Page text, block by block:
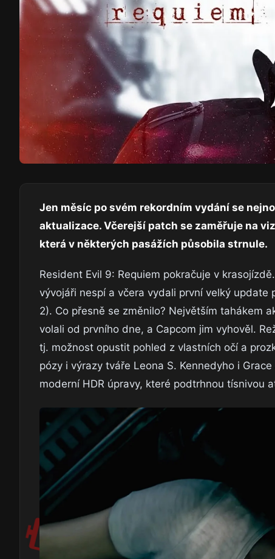
Jen měsíc po svém rekordním vydání se
aktualizace. Včerejší patch se zaměřuje na
která v některých pasážích působila strnule.
Resident Evil 9: Requiem pokračuje v
vývojáři nespí a včera vydali první velký update
2). Co přesně se změnilo? Největším tahákem
volali od prvního dne, a Capcom jim vyhověl.
tj. možnost opustit pohled z vlastních očí a
pózy i výrazy tváře Leona S. Kennedyho i
moderní HDR úpravy, které podtrhnou tísnivou